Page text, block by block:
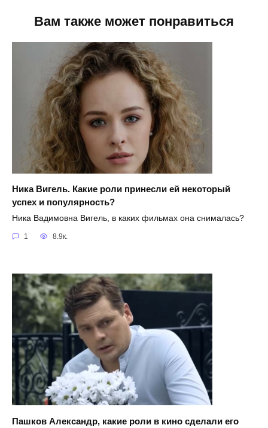
Вам также может понравиться
Ника Вигель. Какие роли принесли ей некоторый
успех и популярность?
Ника Вадимовна Вигель, в каких фильмах она снималась?
1 8.9к.
Пашков Александр, какие роли в кино сделали его